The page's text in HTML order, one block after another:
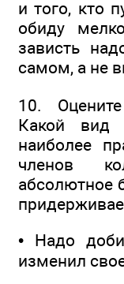
и того, кто
обиду
зависть
самом, а не
10.
Какой вид
наиболее
членов
абсолютное
• Надо
изменил